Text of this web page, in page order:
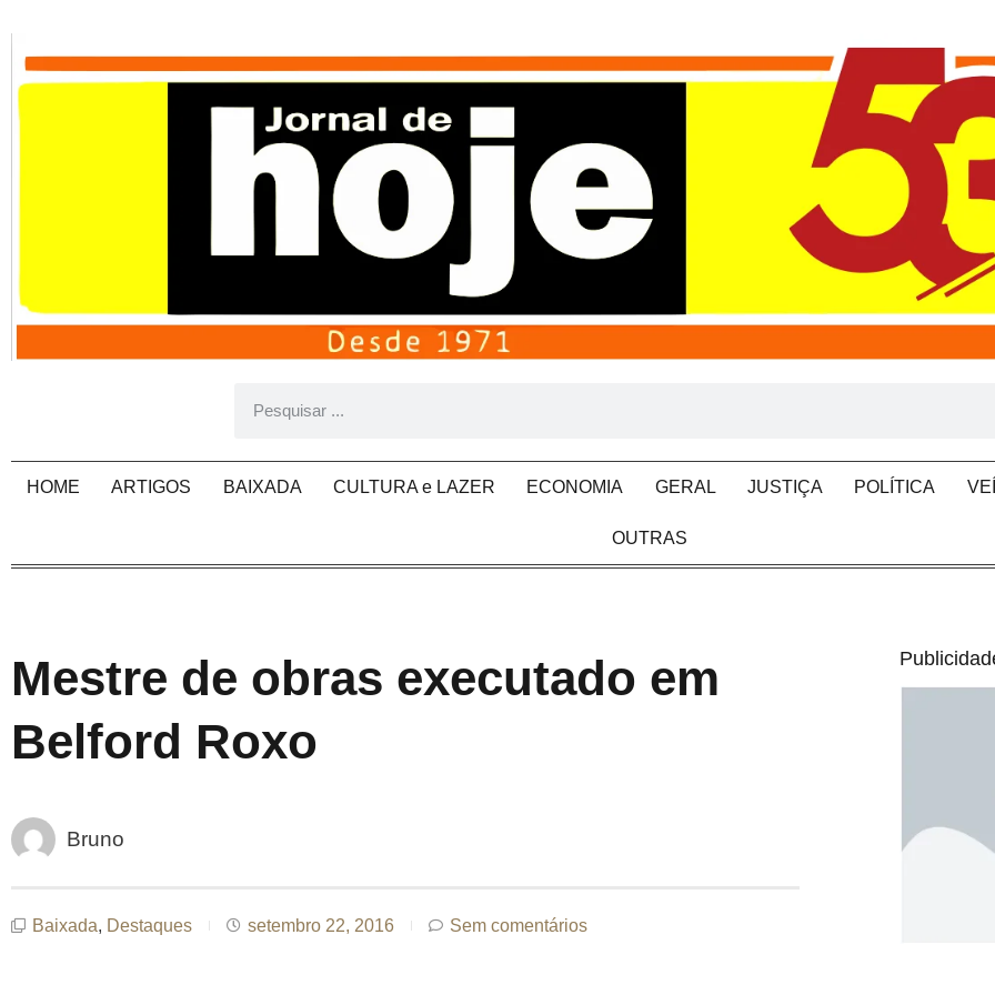
HOME ARTIGOS BAIXADA CULTURA e LAZER ECONOMIA GERAL JUSTIÇA POLÍTICA
OUTRAS
Mestre de obras executado em
Belford Roxo
Bruno
Baixada, Destaques setembro 22, 2016 Sem comentários